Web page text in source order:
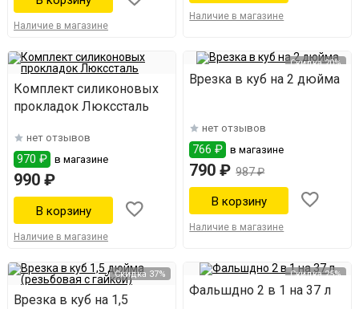
Наличие в магазине
Наличие в магазине
Комплект силиконовых
прокладок Люкссталь
нет отзывов
970 ₽ в магазине
990 ₽
Наличие в магазине
Скидка 20%
Врезка в куб на 2 дюйма
нет отзывов
766 ₽ в магазине
790 ₽ 987 ₽
Наличие в магазине
Скидка 37%
Врезка в куб на 1,5
Скидка 25%
Фальшдно 2 в 1 на 37 л